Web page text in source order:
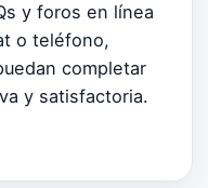
y foros en línea
o teléfono,
completar
y satisfactoria.